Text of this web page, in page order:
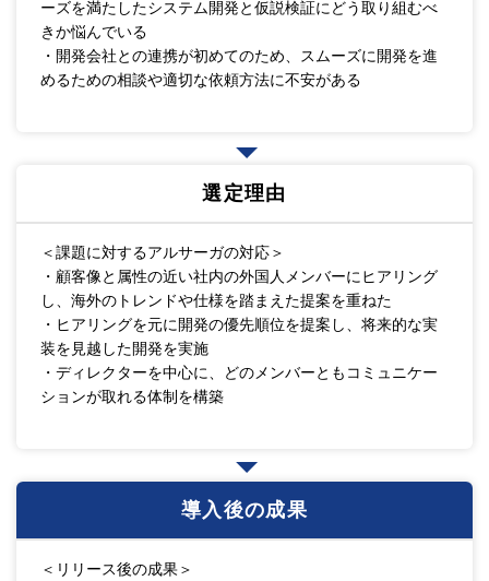
ーズを満たしたシステム開発と仮説検証にどう取り組むべ
きか悩んでいる
・開発会社との連携が初めてのため、スムーズに開発を進
めるための相談や適切な依頼方法に不安がある
選定理由
＜課題に対するアルサーガの対応＞
・顧客像と属性の近い社内の外国人メンバーにヒアリング
し、海外のトレンドや仕様を踏まえた提案を重ねた
・ヒアリングを元に開発の優先順位を提案し、将来的な実
装を見越した開発を実施
・ディレクターを中心に、どのメンバーともコミュニケー
ションが取れる体制を構築
導入後の成果
＜リリース後の成果＞